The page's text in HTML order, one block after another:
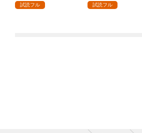
試読フル 試読フル